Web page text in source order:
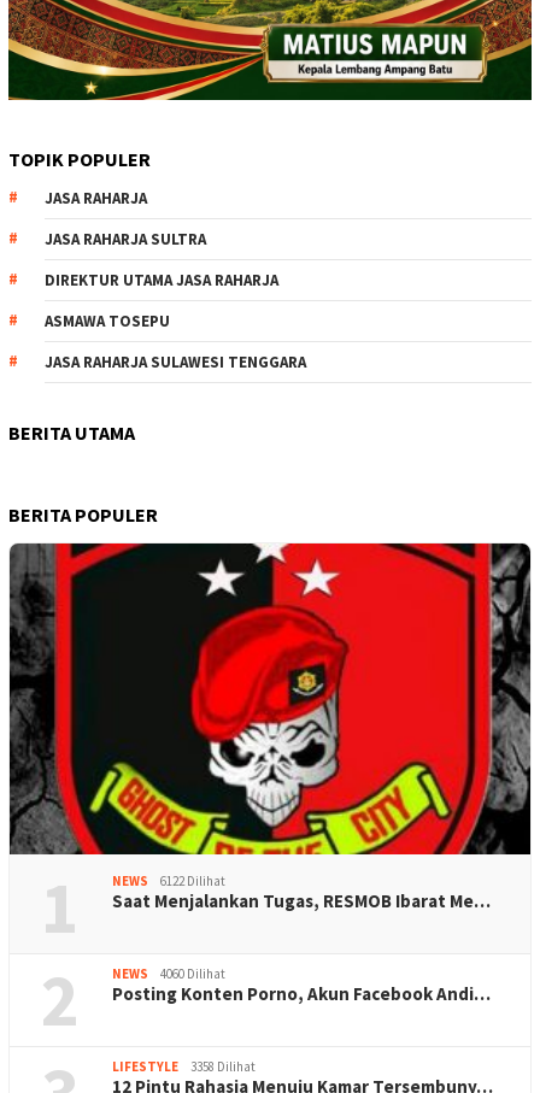
TOPIK POPULER
JASA RAHARJA
JASA RAHARJA SULTRA
DIREKTUR UTAMA JASA RAHARJA
ASMAWA TOSEPU
JASA RAHARJA SULAWESI TENGGARA
BERITA UTAMA
BERITA POPULER
1 NEWS 6122 Dilihat
Saat Menjalankan Tugas, RESMOB Ibarat Me…
2 NEWS 4060 Dilihat
Posting Konten Porno, Akun Facebook Andi…
LIFESTYLE 3358 Dilihat
12 Pintu Rahasia Menuju Kamar Tersembuny…